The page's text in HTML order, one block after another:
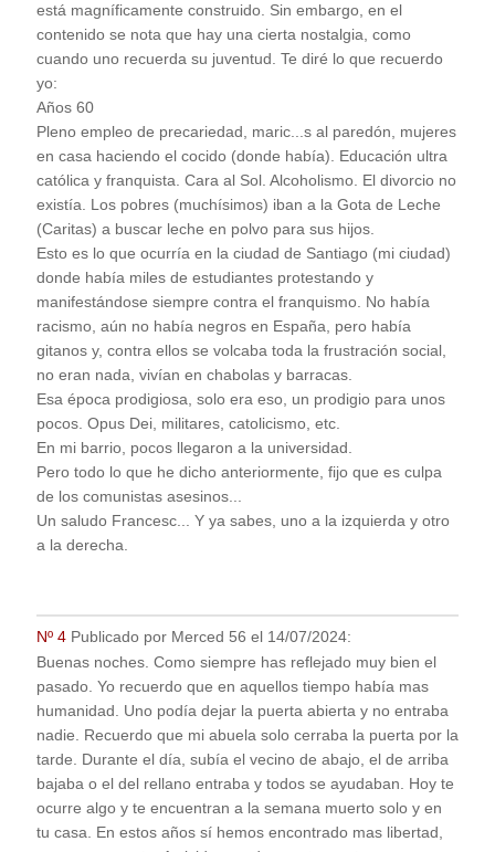
está magníficamente construido. Sin embargo, en el
contenido se nota que hay una cierta nostalgia, como
cuando uno recuerda su juventud. Te diré lo que recuerdo
yo:
Años 60
Pleno empleo de precariedad, maric...s al paredón, mujeres
en casa haciendo el cocido (donde había). Educación ultra
católica y franquista. Cara al Sol. Alcoholismo. El divorcio no
existía. Los pobres (muchísimos) iban a la Gota de Leche
(Caritas) a buscar leche en polvo para sus hijos.
Esto es lo que ocurría en la ciudad de Santiago (mi ciudad)
donde había miles de estudiantes protestando y
manifestándose siempre contra el franquismo. No había
racismo, aún no había negros en España, pero había
gitanos y, contra ellos se volcaba toda la frustración social,
no eran nada, vivían en chabolas y barracas.
Esa época prodigiosa, solo era eso, un prodigio para unos
pocos. Opus Dei, militares, catolicismo, etc.
En mi barrio, pocos llegaron a la universidad.
Pero todo lo que he dicho anteriormente, fijo que es culpa
de los comunistas asesinos...
Un saludo Francesc... Y ya sabes, uno a la izquierda y otro
a la derecha.
Nº 4Publicado por Merced 56 el 14/07/2024:
Buenas noches. Como siempre has reflejado muy bien el
pasado. Yo recuerdo que en aquellos tiempo había mas
humanidad. Uno podía dejar la puerta abierta y no entraba
nadie. Recuerdo que mi abuela solo cerraba la puerta por la
tarde. Durante el día, subía el vecino de abajo, el de arriba
bajaba o el del rellano entraba y todos se ayudaban. Hoy te
ocurre algo y te encuentran a la semana muerto solo y en
tu casa. En estos años sí hemos encontrado mas libertad,